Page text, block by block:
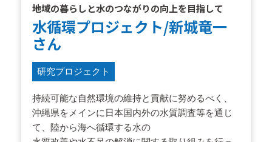
地域の暮らしと水のつながりの向上を目指して
水循環プロジェクト/新城竜一
さん
研究プロジェクト
持続可能な自然環境の維持と貢献に努めるべく、
沖縄県をメインに日本国内外の水質調査等を通じ
て、陸から海へ循環する水の